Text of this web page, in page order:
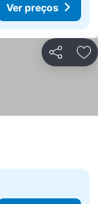
Ver preços
Partilhar